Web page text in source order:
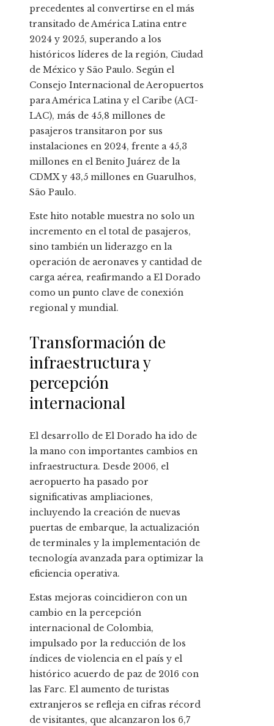
precedentes al convertirse en el más
transitado de América Latina entre
2024 y 2025, superando a los
históricos líderes de la región, Ciudad
de México y São Paulo. Según el
Consejo Internacional de Aeropuertos
para América Latina y el Caribe (ACI-
LAC), más de 45,8 millones de
pasajeros transitaron por sus
instalaciones en 2024, frente a 45,3
millones en el Benito Juárez de la
CDMX y 43,5 millones en Guarulhos,
São Paulo.
Este hito notable muestra no solo un
incremento en el total de pasajeros,
sino también un liderazgo en la
operación de aeronaves y cantidad de
carga aérea, reafirmando a El Dorado
como un punto clave de conexión
regional y mundial.
Transformación de
infraestructura y
percepción
internacional
El desarrollo de El Dorado ha ido de
la mano con importantes cambios en
infraestructura. Desde 2006, el
aeropuerto ha pasado por
significativas ampliaciones,
incluyendo la creación de nuevas
puertas de embarque, la actualización
de terminales y la implementación de
tecnología avanzada para optimizar la
eficiencia operativa.
Estas mejoras coincidieron con un
cambio en la percepción
internacional de Colombia,
impulsado por la reducción de los
índices de violencia en el país y el
histórico acuerdo de paz de 2016 con
las Farc. El aumento de turistas
extranjeros se refleja en cifras récord
de visitantes, que alcanzaron los 6,7